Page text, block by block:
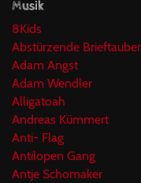
Musik
8Kids
Abstürzende
Adam Angst
Adam Wendler
Alligatoah
Andreas Kümmert
Anti- Flag
Antilopen Gang
Antje Schomaker